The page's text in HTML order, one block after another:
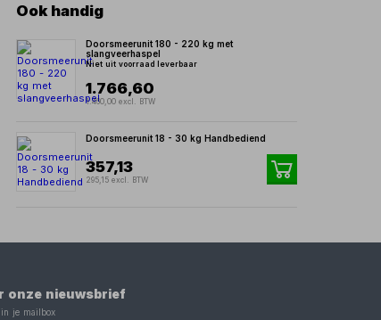
Ook handig
Doorsmeerunit 180 - 220 kg met
slangveerhaspel
Niet uit voorraad leverbaar
1.766,60
1.460,00 excl. BTW
Doorsmeerunit 18 - 30 kg Handbediend
357,13
295,15 excl. BTW
onze nieuwsbrief
in je mailbox